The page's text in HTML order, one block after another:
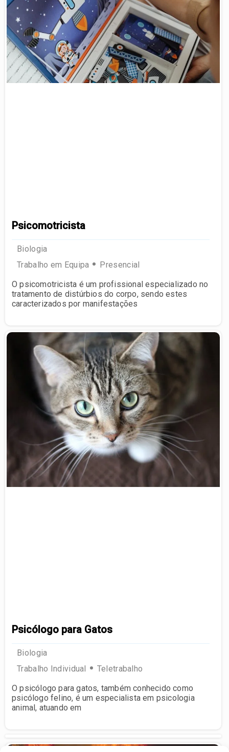
Psicomotricista
Biologia
Trabalho em Equipa
Presencial
O psicomotricista é um profissional especializado no
tratamento de distúrbios do corpo, sendo estes
caracterizados por manifestações
Psicólogo para Gatos
Biologia
Trabalho Individual
Teletrabalho
O psicólogo para gatos, também conhecido como
psicólogo felino, é um especialista em psicologia
animal, atuando em